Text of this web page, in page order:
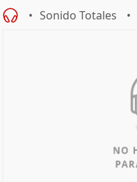
Sonido Totales